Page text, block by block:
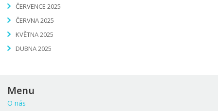
ČERVENCE 2025
ČERVNA 2025
KVĚTNA 2025
DUBNA 2025
Menu
O nás